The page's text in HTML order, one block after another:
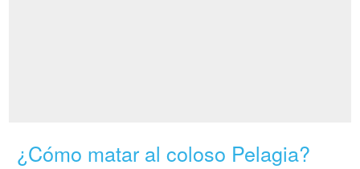
¿Cómo matar al coloso Pelagia?